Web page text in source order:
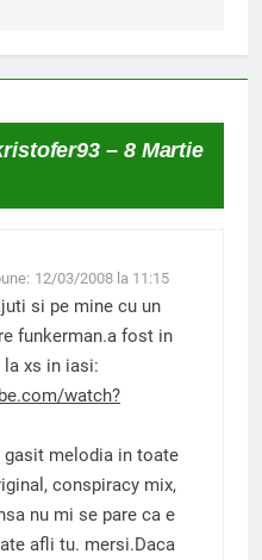
– 8 Martie
12/03/2008 la 11:15
si pe mine cu un
funkerman.a fost in
xs in iasi:
watch?
gasit melodia in toate
conspiracy mix,
nu mi se pare ca e
afli tu. mersi.Daca